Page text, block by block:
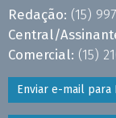
Redação: (15)
Central/
Comercial: (15)
Enviar e-mail para